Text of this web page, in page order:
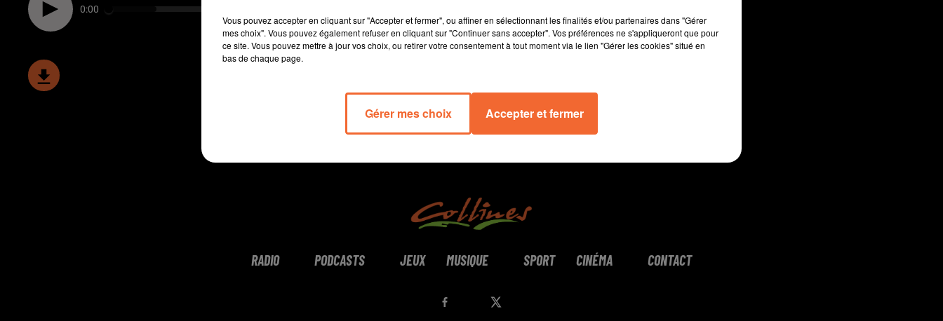
0:00
RADIO PODCASTS JEUX MUSIQUE SPORT CINÉMA CONTACT
Vous pouvez accepter en cliquant sur "Accepter et fermer", ou affiner en sélectionnant les finalités et/ou partenaires dans "Gérer
mes choix". Vous pouvez également refuser en cliquant sur "Continuer sans accepter". Vos préférences ne s'appliqueront que pour
ce site. Vous pouvez mettre à jour vos choix, ou retirer votre consentement à tout moment via le lien "Gérer les cookies" situé en
bas de chaque page.
Gérer mes choix Accepter et fermer